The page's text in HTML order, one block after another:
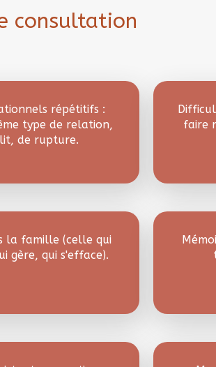
consultation
répétitifs :
type de relation,
de rupture.
faire
la famille (celle qui
gère, qui s'efface).